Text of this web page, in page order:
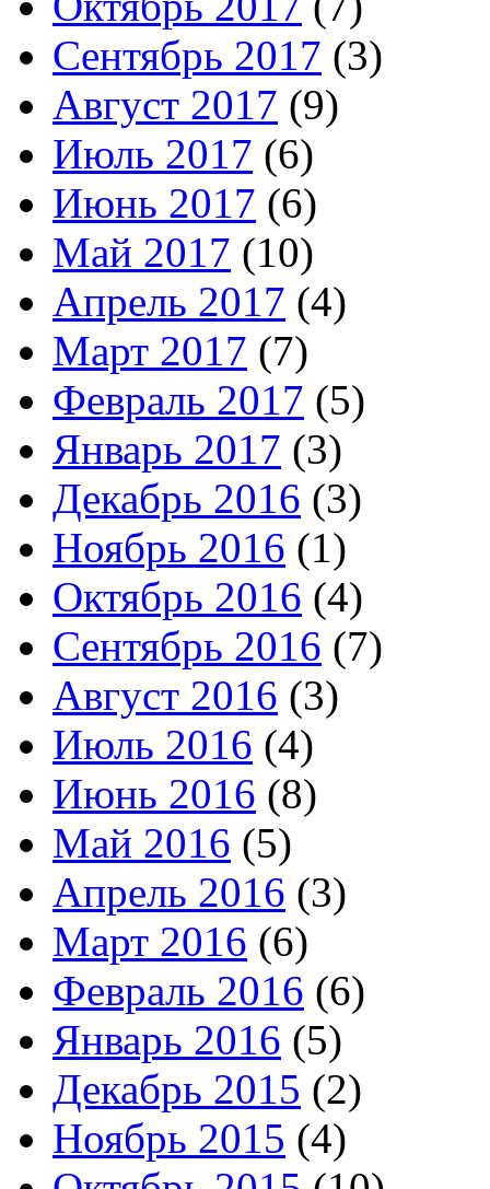
Сентябрь 2017 (3)
Август 2017 (9)
Июль 2017 (6)
Июнь 2017 (6)
Май 2017 (10)
Апрель 2017 (4)
Март 2017 (7)
Февраль 2017 (5)
Январь 2017 (3)
Декабрь 2016 (3)
Ноябрь 2016 (1)
Октябрь 2016 (4)
Сентябрь 2016 (7)
Август 2016 (3)
Июль 2016 (4)
Июнь 2016 (8)
Май 2016 (5)
Апрель 2016 (3)
Март 2016 (6)
Февраль 2016 (6)
Январь 2016 (5)
Декабрь 2015 (2)
Ноябрь 2015 (4)